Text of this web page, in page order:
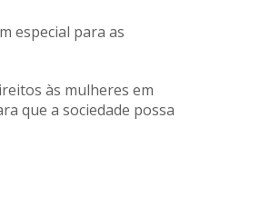
especial para as
às mulheres em
que a sociedade possa